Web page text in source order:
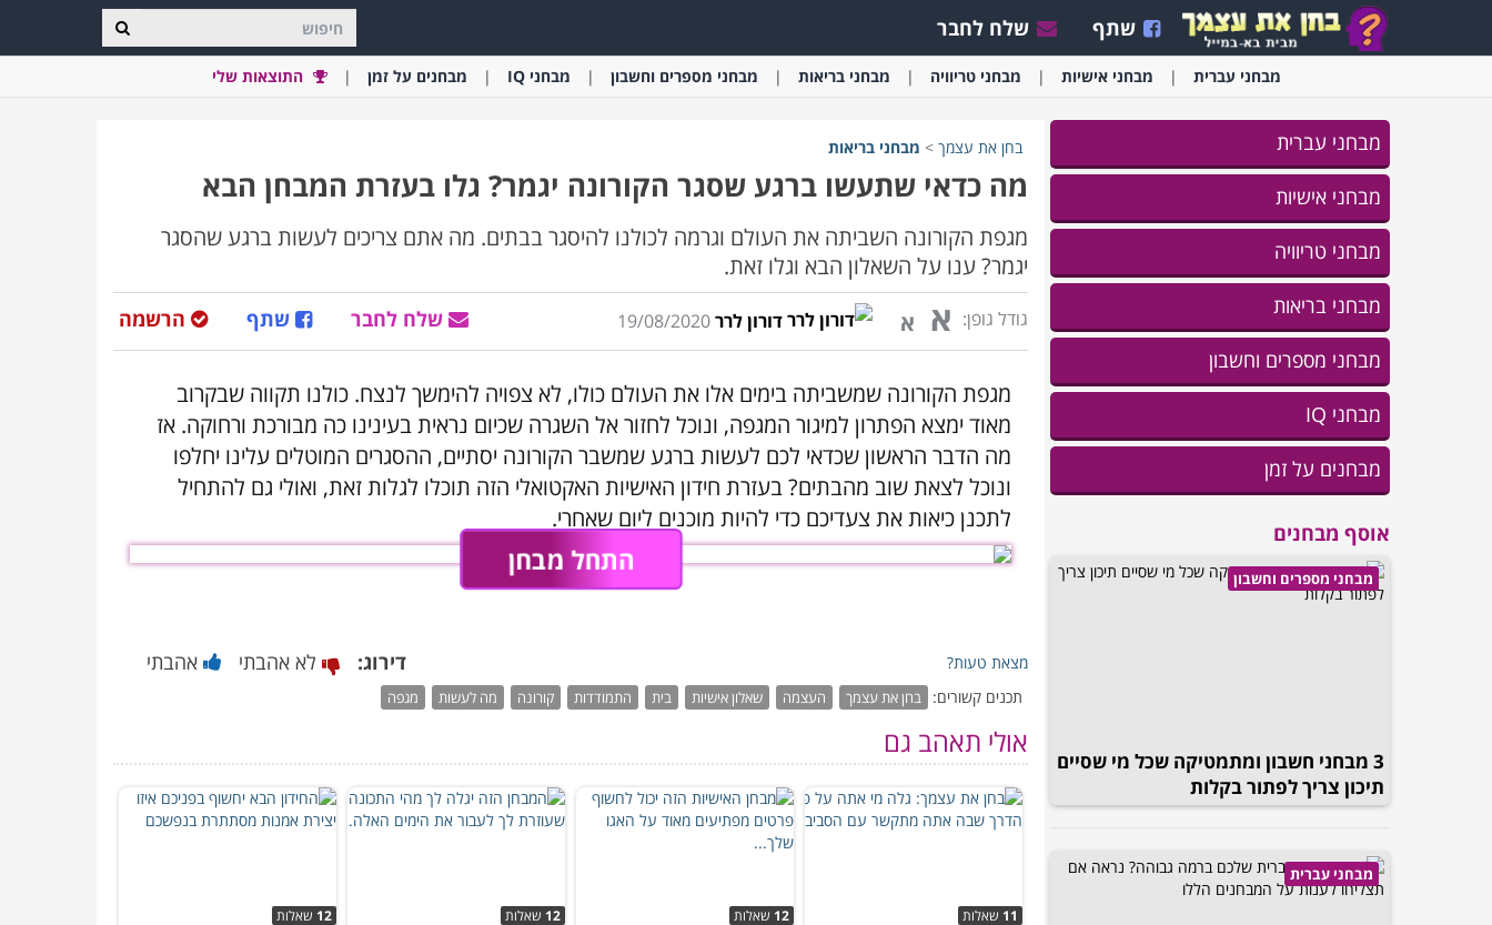
שתף שלח לחבר
מבחני עברית מבחני אישיות מבחני טריוויה מבחני בריאות מבחני מספרים וחשבון מבחני IQ מבחנים על זמן התוצאות שלי
מבחני עברית
מבחני אישיות
מבחני טריוויה
מבחני בריאות
מבחני מספרים וחשבון
מבחני IQ
מבחנים על זמן
אוסף מבחנים
מבחני מספרים וחשבון
3 מבחני חשבון ומתמטיקה שכל מי שסיים
תיכון צריך לפתור בקלות
מבחני עברית
בחן את עצמך > מבחני בריאות
מה כדאי שתעשו ברגע שסגר הקורונה יגמר? גלו בעזרת המבחן הבא
מגפת הקורונה השביתה את העולם וגרמה לכולנו להיסגר בבתים. מה אתם צריכים לעשות ברגע שהסגר
יגמר? ענו על השאלון הבא וגלו זאת.
גודל גופן: א א דורון לרר19/08/2020 הרשמה שתף שלח לחבר
מגפת הקורונה שמשביתה בימים אלו את העולם כולו, לא צפויה להימשך לנצח. כולנו תקווה שבקרוב
מאוד ימצא הפתרון למיגור המגפה, ונוכל לחזור אל השגרה שכיום נראית בעינינו כה מבורכת ורחוקה. אז
מה הדבר הראשון שכדאי לכם לעשות ברגע שמשבר הקורונה יסתיים, ההסגרים המוטלים עלינו יחלפו
ונוכל לצאת שוב מהבתים? בעזרת חידון האישיות האקטואלי הזה תוכלו לגלות זאת, ואולי גם להתחיל
לתכנן כיאות את צעדיכם כדי להיות מוכנים ליום שאחרי.
התחל מבחן
מצאת טעות? דירוג: לא אהבתי אהבתי
תכנים קשורים: בחן את עצמך העצמה שאלון אישיות בית התמודדות קורונה מה לעשות מגפה
אולי תאהב גם
11 שאלות 12 שאלות 12 שאלות 12 שאלות